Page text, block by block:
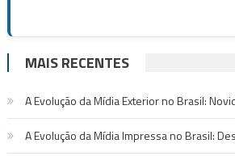
MAIS RECENTES
A Evolução da Mídia Exterior no Brasil:
A Evolução da Mídia Impressa no Brasil: